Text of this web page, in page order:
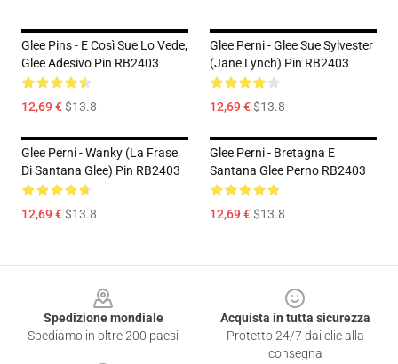
Glee Pins - E Così Sue Lo Vede,
Glee Adesivo Pin RB2403
12,69 €$13.8
Glee Perni - Glee Sue Sylvester
(Jane Lynch) Pin RB2403
12,69 €$13.8
Glee Perni - Wanky (la Frase
Di Santana Glee) Pin RB2403
12,69 €$13.8
Glee Perni - Bretagna E
Santana Glee Perno RB2403
12,69 €$13.8
Spedizione mondiale
Spediamo in oltre 200 paesi
Acquista in tutta sicurezza
Protetto 24/7 dai clic alla
consegna